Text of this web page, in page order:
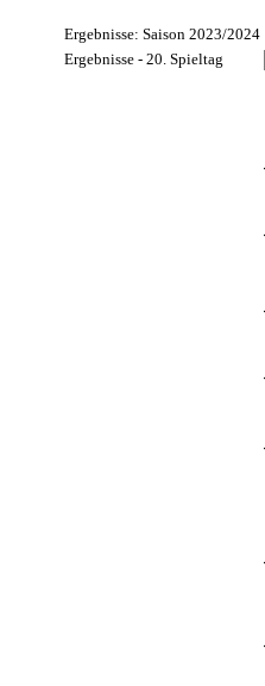
Ergebnisse: Saison 2023/2024
Ergebnisse - 20. Spieltag